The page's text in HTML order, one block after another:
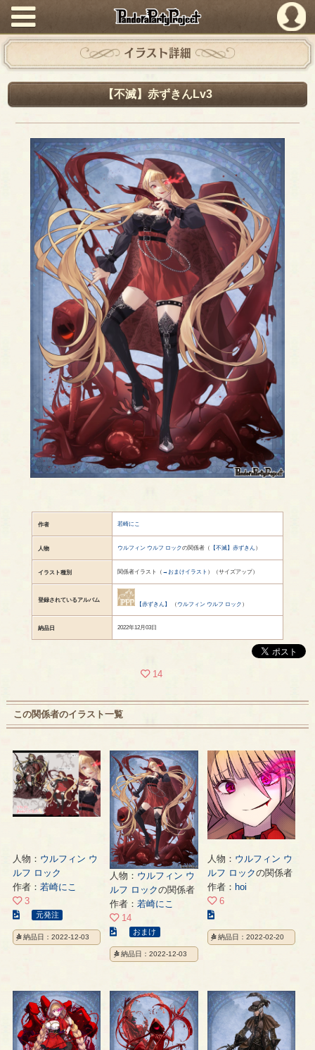
PandoraPartyProject
イラスト詳細
【不滅】赤ずきんLv3
作者 若崎にこ
人物 ウルフィン ウルフ ロックの関係者（ 【不滅】赤ずきん ）
イラスト種別 関係者イラスト（ →おまけイラスト ）（サイズアップ）
登録されているアルバム
【赤ずきん】 （ ウルフィン ウルフ ロック ）
納品日 2022年12月03日
14
この関係者のイラスト一覧
人物： ウルフィン ウ
ルフ ロック
作者： 若崎にこ
3
こ
の
イ
の
ペ
ー
ジ
元発注
納品日：2022-12-03
人物： ウルフィン ウ
ルフ ロックの関係者
作者：若崎にこ
14
こ
の
イ
ト
の
ペ
ー
おまけ
納品日：2022-12-03
人物： ウルフィン ウ
ルフ ロックの関係者
作者： hoi
6
の
イ
の
ペ
ー
ジ
納品日：2022-02-20